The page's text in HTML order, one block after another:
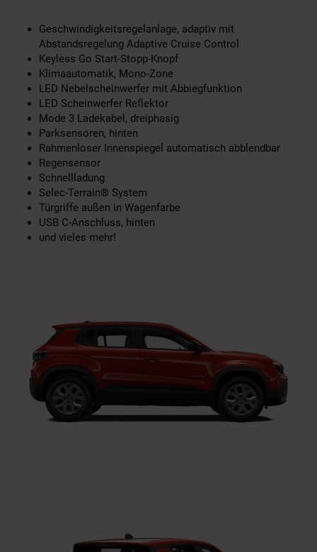
Geschwindigkeitsregelanlage, adaptiv mit
Abstandsregelung Adaptive Cruise Control
Keyless Go Start-Stopp-Knopf
Klimaautomatik, Mono-Zone
LED Nebelscheinwerfer mit Abbiegfunktion
LED Scheinwerfer Reflektor
Mode 3 Ladekabel, dreiphasig
Parksensoren, hinten
Rahmenloser Innenspiegel automatisch abblendbar
Regensensor
Schnellladung
Selec-Terrain® System
Türgriffe außen in Wagenfarbe
USB C-Anschluss, hinten
und vieles mehr!